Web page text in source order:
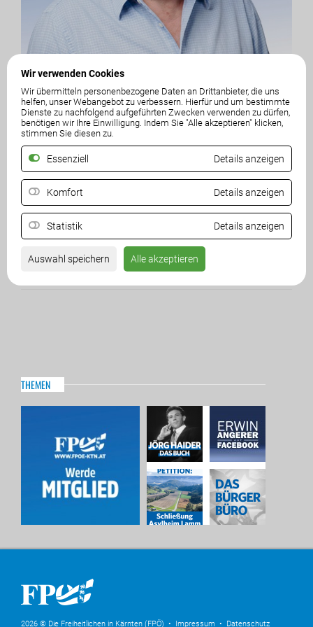
Wir verwenden Cookies
Wir übermitteln personenbezogene Daten an Drittanbieter, die uns
helfen, unser Webangebot zu verbessern. Hierfür und um bestimmte
Dienste zu nachfolgend aufgeführten Zwecken verwenden zu dürfen,
benötigen wir Ihre Einwilligung. Indem Sie "Alle akzeptieren" klicken,
stimmen Sie diesen zu.
Essenziell Details anzeigen
Komfort Details anzeigen
Statistik Details anzeigen
Auswahl speichern Alle akzeptieren
Evert Koenes
THEMEN
2026 © Die Freiheitlichen in Kärnten (FPÖ) • Impressum • Datenschutz